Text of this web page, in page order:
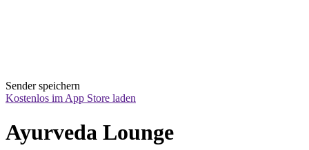
Sender speichern
Kostenlos im App Store laden
Ayurveda Lounge